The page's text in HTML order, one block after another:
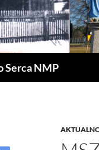
Serca NMP